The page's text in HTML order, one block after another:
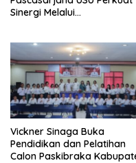
Sinergi Melalui
Vickner Sinaga Buka
Pendidikan dan Pelatihan
Calon Paskibraka